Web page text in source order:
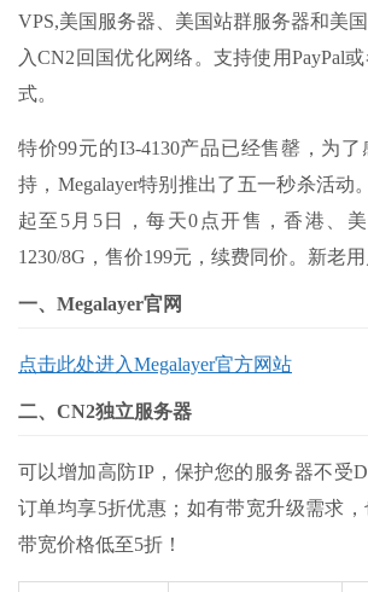
VPS,美国服务器、美国站群服务器和美
入CN2回国优化网络。支持使用PayPal
式。
特价99元的I3-4130产品已经售罄，为了
持， Megalayer特别推出了五一秒杀活动。
起至 5月 5日，每天0 点开售，香港、
1230/8G ，售价199元，续费同价。新老用
一、Megalayer官网
点击此处进入Megalayer官方网站
二、CN2独立服务器
可以增加高防IP，保护您的服务器不受
订单均享5折优惠；如有带宽升级需求，
带宽价格低至5折！